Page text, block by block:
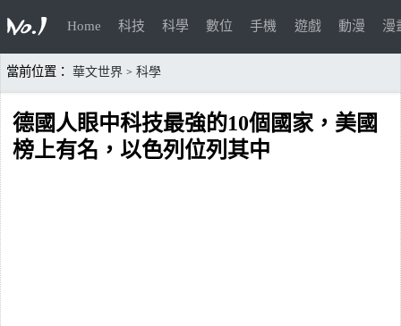
Home 科技 科學 數位 手機 遊戲 動漫 漫
當前位置： 華文世界 > 科學
德國人眼中科技最強的10個國家，美國
榜上有名，以色列位列其中